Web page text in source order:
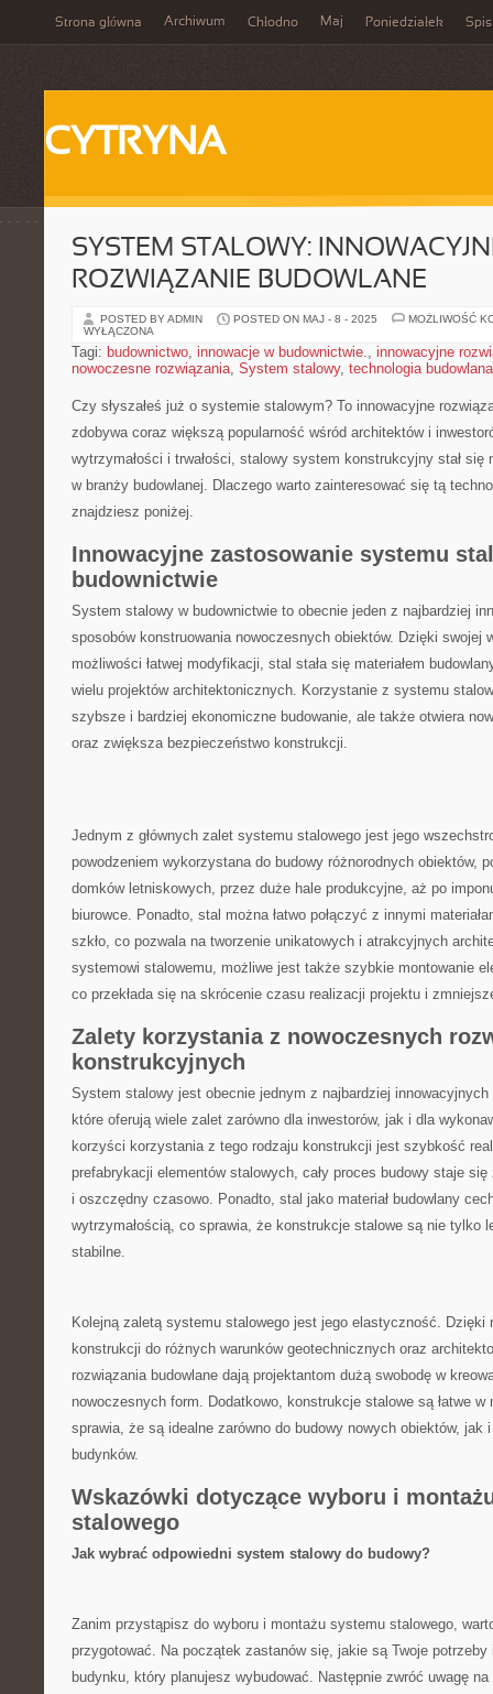
Strona główna Archiwum Chłodno Maj Poniedziałek Spis
CYTRYNA
SYSTEM STALOWY:
ROZWIĄZANIE BUDOWLANE
POSTED BY ADMIN POSTED ON MAJ - 8 - 2025
MOŻLIWOŚĆ
WYŁĄCZONA
Tagi: budownictwo, innowacje w budownictwie., innowacyjne
nowoczesne rozwiązania, System stalowy, technologia budowlana
Czy słyszałeś ⁣już⁣ o systemie stalowym? To innowacyjne
zdobywa coraz większą popularność wśród architektów‌ i
wytrzymałości i​ trwałości, stalowy system‌ konstrukcyjny stał się
w branży budowlanej.​ Dlaczego warto zainteresować ⁣się ⁤tą
znajdziesz poniżej.
Innowacyjne zastosowanie systemu
budownictwie
System ⁤stalowy w⁢ budownictwie to ⁤obecnie jeden ⁣z najbardziej
⁢sposobów konstruowania ‌nowoczesnych obiektów. Dzięki swojej
możliwości łatwej modyfikacji, stal stała ⁢się materiałem
‌wielu projektów architektonicznych. Korzystanie z systemu
⁣szybsze ​i bardziej‍ ekonomiczne budowanie,⁢ ale także otwiera
oraz ⁣zwiększa ⁣bezpieczeństwo konstrukcji.
Jednym z głównych zalet systemu stalowego jest⁣ jego
powodzeniem wykorzystana do budowy⁤ różnorodnych obiektów,
domków letniskowych, przez⁤ duże ‌hale produkcyjne, aż ​po⁤
biurowce.⁢ Ponadto, stal⁤ można łatwo⁢ połączyć⁤ z innymi
⁢szkło, co pozwala na tworzenie unikatowych‌ i atrakcyjnych
systemowi stalowemu,⁢ możliwe ⁤jest ‌także szybkie montowanie
co⁣ przekłada⁣ się na skrócenie⁤ czasu⁣ realizacji projektu i
Zalety korzystania z nowoczesnych
konstrukcyjnych
System stalowy jest obecnie ⁤jednym⁣ z‍ najbardziej innowacyjnych
które⁤ oferują wiele ‌zalet zarówno dla inwestorów, jak‍ i dla⁢
korzyści⁢ korzystania z tego⁤ rodzaju konstrukcji jest szybkość
prefabrykacji elementów ‌stalowych, ​cały ⁣proces budowy staje
⁣i oszczędny czasowo.‍ Ponadto, stal jako materiał ⁢budowlany
wytrzymałością, ⁤co sprawia, ​że konstrukcje stalowe⁢ są nie ‍tylko‌
stabilne.
Kolejną zaletą systemu stalowego​ jest jego elastyczność. Dzięki⁢
konstrukcji do różnych warunków geotechnicznych ‌oraz
rozwiązania ​budowlane⁢ dają⁤ projektantom dużą ⁢swobodę ​w
nowoczesnych form. ​Dodatkowo, konstrukcje stalowe są ⁤łatwe⁣
sprawia, że są idealne zarówno ⁣do budowy⁤ nowych obiektów, jak
budynków.
Wskazówki dotyczące wyboru i
stalowego
Jak ​wybrać odpowiedni system ⁤stalowy⁤ do budowy?
Zanim przystąpisz do wyboru i ‌montażu systemu stalowego,
⁢przygotować. Na‌ początek zastanów się, ​jakie są Twoje potrzeby
budynku, ⁤który planujesz wybudować. Następnie zwróć uwagę